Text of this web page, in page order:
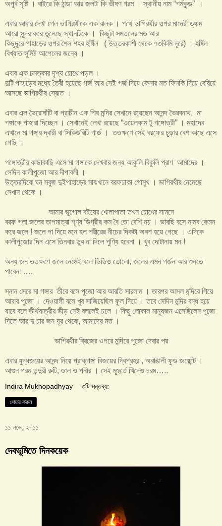
অপূর্ব সৃষ্টি । বাইরে কি ঠান্ডা আর জলটা কি ভীষণ গরম । স্থানীয় নাম “গর্মকুন্ড” ।
এবার আবার দেখা গেল ভাগিরথীকে এক ঝলক । পথে ভাগিরথীর ওপর মানেরী ড্যাম
আরো সুন্দর করে তুলেছে স্থানটিকে । কিছুটা সমতলের মত আর
কিছুদূরে পাহাড়ের ওপর শৈল শহর হর্ষিল ( উত্তরকাশী থেকে ৭৩কিমি দূরে) । হর্ষিল
বিখ্যাত সুমিষ্ট আপেলের জন্যে ।
এবার এক চমত্কার দৃশ্য চোখে পড়ল ।
দুটি পাহাড়ের মধ্যে তৈরী হয়েছে গর্জ আর সেই গর্জ দিয়ে ফেনার মত ফিনকি দিয়ে বেরিয়ে
আসছে ভাগিরথীর স্রোত ।
এবার এল ভৈরোঘাঁটি বা প্রাচীন এক শিব মন্দির সেখানে রয়েছেন আনন্দ ভৈরবনাথ, মা
গঙ্গাকে পাহারা দিচ্ছেন । সেখানেই লেখা রয়েছে “ওয়েলকাম টু গঙ্গোত্রী” । মহাদেব
এখানে মা গঙ্গার দ্বারী বা সিকিউরিটি গার্ড । ততক্ষণে সেই বরফের চূড়ার বেশ কাছে এসে
গেছি ।
গঙ্গোত্রীর কাছাকাছি এসে মা গঙ্গাকে দেখবার জন্য আকুলি বিকুলি প্রাণ আমাদের ।
সেদিন কালীপুজো আর দীপাবলী ।
উত্তরদিকে ঘন সবুজ দুইপাহাড়ের মাঝখানে বরফঢাকা গোমুখ । ভাগিরথীর নেমেছে
সেখান থেকে ।
আমার ভূগোল ব‌ইয়ের খোলাপাতা তখন চোখের সামনে
বরফ গলা জলের তাপমাত্রা শূণ্য ডিগ্রীর কম বৈ তো বেশি নয় । ভাবছি বসে নামব কেমন
করে জলে ! জলে পা দিয়ে মনে হল শরীরের নীচের দিকটা অবশ হয়ে গেছে । এদিকে
কালীপুজোর দিন এসে তিনবার ডুব না দিলে পুণ্যি হবেনা । খুব দোটানায় মন !
অন্য জন ততক্ষণে জলে নেমেই বলে ভিডিও তোলো, জলের এমন গর্জন আর শুনতে
পাবেনা ….
স্নান সেরে মা গঙ্গার তীরে বসে পুজো আর আরতি সারলাম । তারপর আসল মন্দিরে গিয়ে
আবার পুজো । দেওয়ালী বলে খুব সাজিয়েছিল ফুল দিয়ে । তবে সেদিন মন্দির বন্ধ হয়ে
যাবে বলে তীর্থযাত্রীর ভীড় নেই বললেই চলে । কিছু লোকাল মানুষজন এসেছিলেন পুজো
দিতে আর দু চার জন দূর থেকে, আমাদের মত ।
ভাগিরথীর ব্রিজের ওপরে মন্দিরে পুজো দেবার পর
এবার যুদ্ধজয়ের আনন্দ নিয়ে প্রাক্‌গঙ্গা বিজয়ের দ্বিপ্রহর , অবাঙালী ফুড জয়েন্টে ।
আগুন গরম তন্দুরী রুটি, ডাল ও পনীর । সেই মূহুর্তে খিদেও চরম…..
Indira Mukhopadhyay ৩টি মন্তব্য:
শেয়ার করুন
১১ নভে, ২০১১
দেবভূমিতে দিনকয়েক